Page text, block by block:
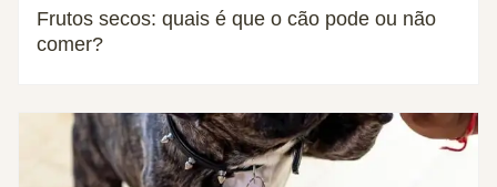
Frutos secos: quais é que o cão pode ou não
comer?